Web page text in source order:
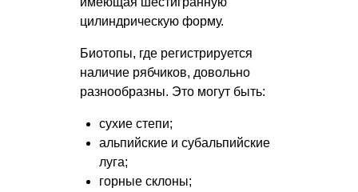
цилиндрическую форму.
Биотопы, где регистрируется
наличие рябчиков, довольно
разнообразны. Это могут быть:
сухие степи;
альпийские и субальпийские
луга;
горные склоны;